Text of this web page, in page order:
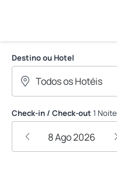
Destino ou Hotel
Check-in / Check-out 1 Noite
8 Ago 2026